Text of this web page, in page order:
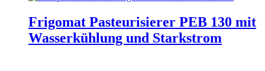
Frigomat Pasteurisierer PEB 130 mit
Wasserkühlung und Starkstrom